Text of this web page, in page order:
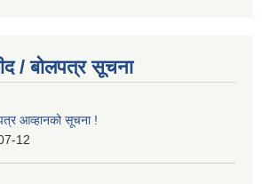
/ बोलपत्र सूचना
आव्हानको सूचना !
12